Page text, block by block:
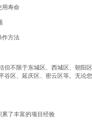
用寿命
作方法
不限于东城区、西城区、朝阳
谷区、延庆区、密云区等。无论
累了丰富的项目经验